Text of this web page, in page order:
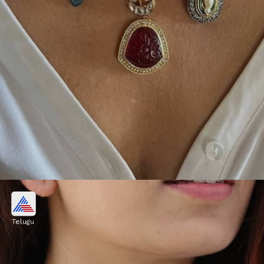
కుందన్‌తో చేసిన సిల్వర్ నెక్లెస్‌లు చాలా పాపులర్
అయ్యాయి. ఇవి కాలేజీ అమ్మాయిలకు చాలా బాగుంటాయి.
చిన్న చిన్న ఫంక్షన్లు, పార్టీలకు వేసుకోవచ్చు.
Telugu